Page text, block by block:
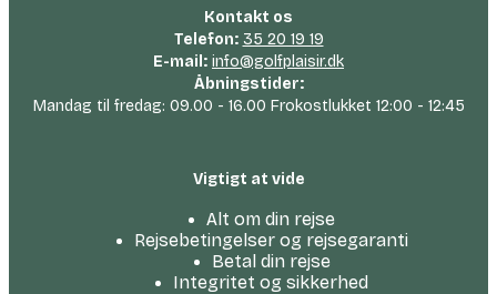
Kontakt os
Telefon: 35 20 19 19
E-mail: info@golfplaisir.dk
Åbningstider:
Mandag til fredag: 09.00 - 16.00 Frokostlukket 12:00 - 12:45
Vigtigt at vide
Alt om din rejse
Rejsebetingelser og rejsegaranti
Betal din rejse
Integritet og sikkerhed